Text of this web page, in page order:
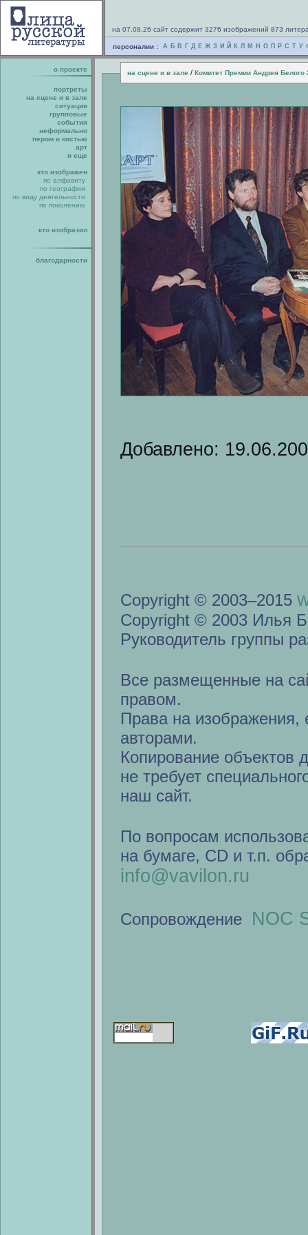
на 07.08.26 сайт содержит 3276 изображений 873
персоналии : А Б В Г Д Е Ж З И Й К Л М Н О П Р С Т У
о проекте на сцене и в зале / Комитет Премии Андрея Белого
портреты
на сцене и в зале
ситуации
групповые
события
неформально
пером и кистью
арт
и еще
кто изображен
по алфавиту
по географии
по виду деятельности
по поколению
кто изобразил
благодарности
Добавлено:
Copyright © 2003–2015
Copyright © 2003 Илья
Руководитель группы
Все размещенные на
правом.
Права на изображения,
авторами.
Копирование объектов
не требует
наш сайт.
По вопросам
на бумаге, CD и т.п.
info@vavilon.ru
Сопровождение NOC